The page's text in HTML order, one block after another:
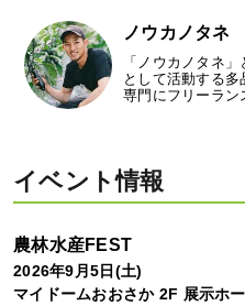
ノウカノタネ
「ノウカノタネ
として活動する
専門にフリーラン
イベント情報
農林水産FEST
2026年9月5日(土)
マイドームおおさか 2F 展示ホ